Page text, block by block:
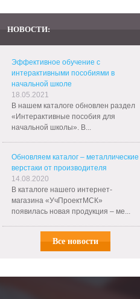
НОВОСТИ:
Эффективное обучение с
интерактивными пособиями в
начальной школе
18.05.2021
В нашем каталоге обновлен раздел
«Интерактивные пособия для
начальной школы». В...
Обновляем каталог – металлические
верстаки от производителя
14.08.2020
В каталоге нашего интернет-
магазина «УчПроектМСК»
появилась новая продукция – ме...
Все новости